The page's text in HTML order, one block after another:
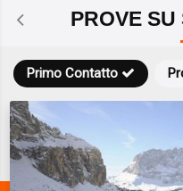
PROVE
Primo Contatto